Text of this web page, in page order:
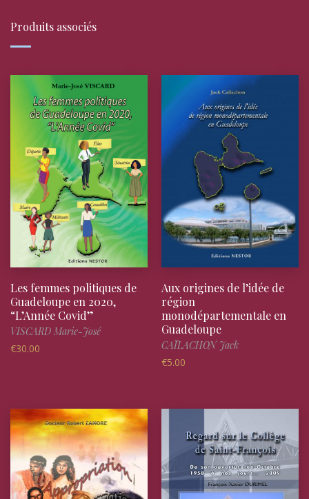
Produits associés
Les femmes politiques de
Guadeloupe en 2020,
“L’Année Covid”
VISCARD Marie-José
€30.00
Aux origines de l’idée de
région
monodépartementale en
Guadeloupe
CAÏLACHON Jack
€5.00